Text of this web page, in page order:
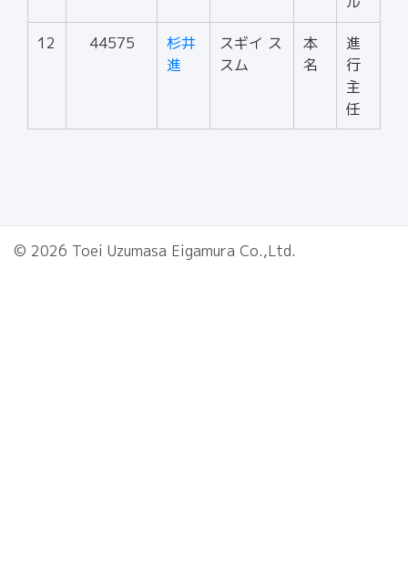
12 44575
杉井
進
スギイ ス
スム
本
名
進
行
主
任
© 2026 Toei Uzumasa Eigamura Co.,Ltd.